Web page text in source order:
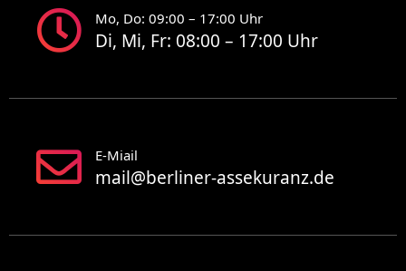
Mo, Do: 09:00 – 17:00 Uhr
Di, Mi, Fr: 08:00 – 17:00 Uhr
E-Miail
mail@berliner-assekuranz.de